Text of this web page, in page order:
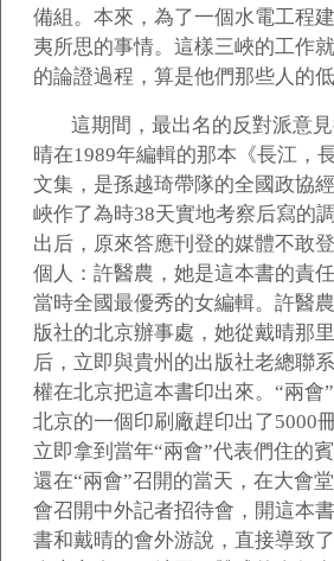
備組。本來，為了一個水電工程
夷所思的事情。這樣三峽的工作
的論證過程，算是他們那些人的低
這期間，最出名的反對派意
晴在1989年編輯的那本《長江，
文集，是孫越琦帶隊的全國政協
峽作了為時38天實地考察后寫的
出后，原來答應刊登的媒體不敢
個人：許醫農，她是這本書的責
當時全國最優秀的女編輯。許醫
版社的北京辦事處，她從戴晴那
后，立即與貴州的出版社老總聯
權在北京把這本書印出來。“兩會
北京的一個印刷廠趕印出了5000
立即拿到當年“兩會”代表們住的
還在“兩會”召開的當天，在大會
會召開中外記者招待會，開這本
書和戴晴的會外游說，直接導致